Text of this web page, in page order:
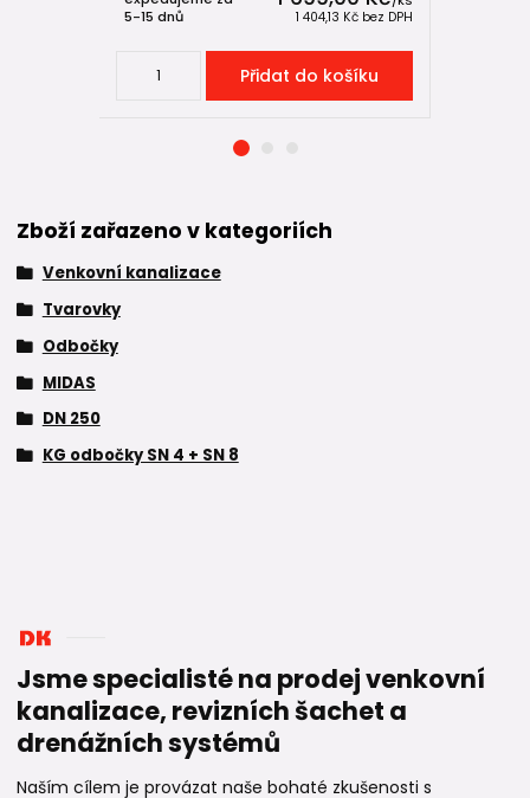
1 404,13 Kč bez DPH
5-15 dnů
Přidat do košíku
Zboží zařazeno v kategoriích
Venkovní kanalizace
Tvarovky
Odbočky
MIDAS
DN 250
KG odbočky SN 4 + SN 8
Jsme specialisté na prodej venkovní
kanalizace, revizních šachet a
drenážních systémů
Naším cílem je provázat naše bohaté zkušenosti s